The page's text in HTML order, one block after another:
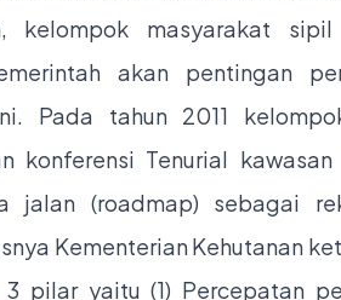
kelompok masyarakat
akan pentingan
Pada tahun 2011
konferensi Tenurial
jalan (roadmap) sebagai
Kementerian Kehutanan
pilar yaitu (1) Percepatan